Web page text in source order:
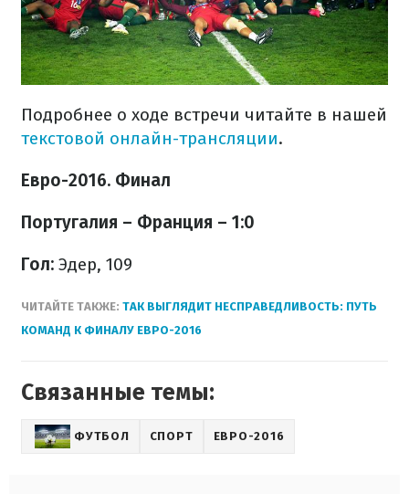
Подробнее о ходе встречи читайте в нашей
текстовой онлайн-трансляции.
Евро-2016. Финал
Португалия – Франция – 1:0
Гол: Эдер, 109
ЧИТАЙТЕ ТАКЖЕ: ТАК ВЫГЛЯДИТ НЕСПРАВЕДЛИВОСТЬ: ПУТЬ
КОМАНД К ФИНАЛУ ЕВРО-2016
Связанные темы:
ФУТБОЛ СПОРТ ЕВРО-2016